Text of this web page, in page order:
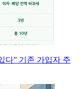
다” 기존 가입자 주